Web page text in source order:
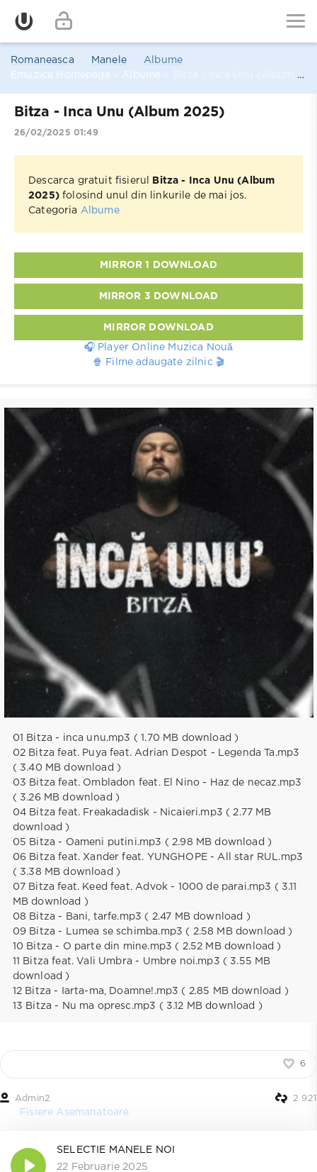
Romaneasca Manele
Albume
Emuzica Homepage
Albume
Bitza - Inca Unu (Album 2025)
26/02/2025 01:49
Descarca gratuit fisierul
Bitza - Inca Unu (Album
2025)folosind unul din linkurile de mai jos.
Categoria Albume
MIRROR 1 DOWNLOAD
MIRROR 3 DOWNLOAD
MIRROR DOWNLOAD
🎧 Player Online Muzica Nouă
🍿 Filme adaugate zilnic 🎬
01 Bitza - inca unu.mp3 ( 1.70 MB download )
02 Bitza feat. Puya feat. Adrian Despot - Legenda Ta.mp3
( 3.40 MB download )
03 Bitza feat. Ombladon feat. El Nino - Haz de necaz.mp3
( 3.26 MB download )
04 Bitza feat. Freakadadisk - Nicaieri.mp3 ( 2.77 MB
download )
05 Bitza - Oameni putini.mp3 ( 2.98 MB download )
06 Bitza feat. Xander feat. YUNGHOPE - All star RUL.mp3
( 3.38 MB download )
07 Bitza feat. Keed feat. Advok - 1000 de parai.mp3 ( 3.11
MB download )
08 Bitza - Bani, tarfe.mp3 ( 2.47 MB download )
09 Bitza - Lumea se schimba.mp3 ( 2.58 MB download )
10 Bitza - O parte din mine.mp3 ( 2.52 MB download )
11 Bitza feat. Vali Umbra - Umbre noi.mp3 ( 3.55 MB
download )
12 Bitza - Iarta-ma, Doamne!.mp3 ( 2.85 MB download )
13 Bitza - Nu ma opresc.mp3 ( 3.12 MB download )
6
Admin2 2 921
Fisiere Asemanatoare
SELECTIE MANELE NOI
22 Februarie 2025